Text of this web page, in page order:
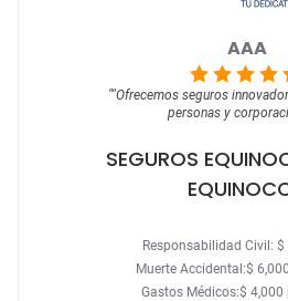
AAA
""Ofrecemos seguros
personas y
SEGUROS
Responsabilidad Civil: $
Muerte Accidental:$
Gastos Médicos:$